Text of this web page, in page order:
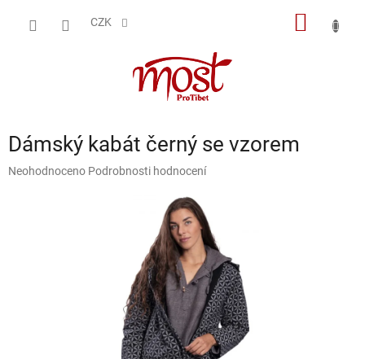
CZK
Dámský kabát černý se vzorem
Průměrné
Neohodnoceno Podrobnosti hodnocení